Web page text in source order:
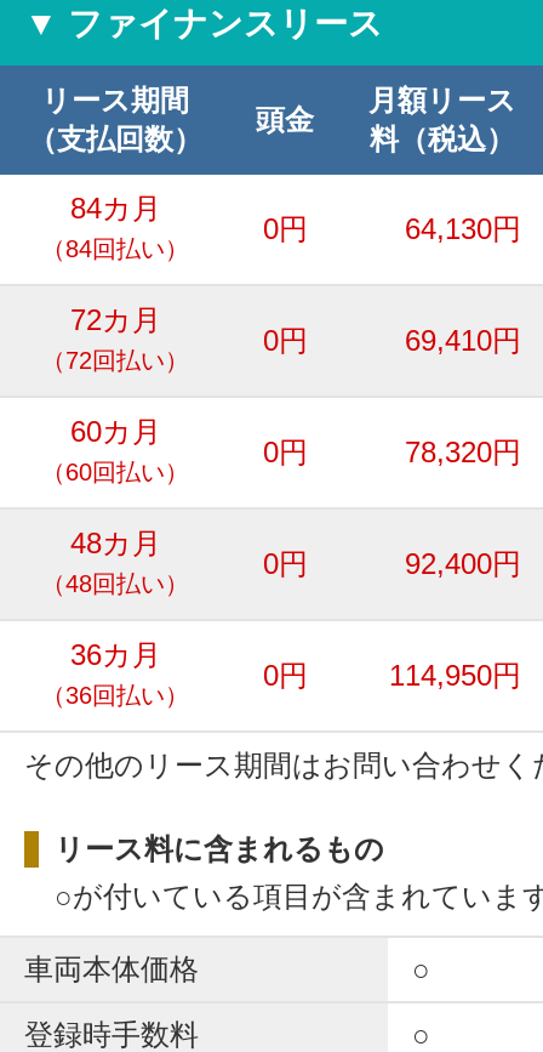
▼ ファイナンスリース
リース期間
（支払回数）
頭金
月額リース
料（税込）
84カ月
（84回払い）
0円 64,130円
72カ月
（72回払い）
0円 69,410円
60カ月
（60回払い）
0円 78,320円
48カ月
（48回払い）
0円 92,400円
36カ月
（36回払い）
0円 114,950円
その他のリース期間はお問い合わせく
リース料に含まれるもの
○が付いている項目が含まれていま
車両本体価格
○
登録時手数料
○